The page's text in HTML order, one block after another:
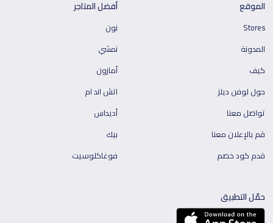
الموقع
Stores
المدونة
كيف
حول لوفن ديلز
تواصل معنا
قم بالإعلان معنا
قدم كود خصم
أفضل المتاجر
نون
نمشي
أمازون
اتش اند ام
أديداس
بيك
فوغاكلوسيت
حمّل التطبيق